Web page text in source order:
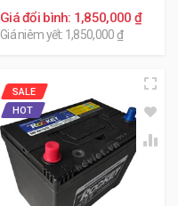
Giá đổi bình: 1,850,000 ₫
Giá niêm yết: 1,850,000 ₫
SALE
HOT